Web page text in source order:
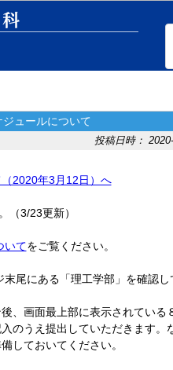
ュールについて
投稿日時：
2020年3月12日）へ
（3/23更新）
いてをご覧ください。
尾にある「理工学部」を確認し
、画面最上部に表示されている
のうえ提出していただきます。
しておいてください。